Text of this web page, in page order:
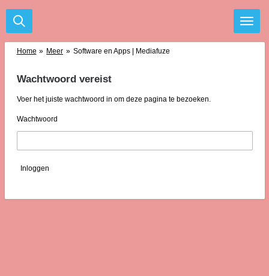
Ga
direct
Home » Meer » Software en Apps | Mediafuze
Wachtwoord vereist
Voer het juiste wachtwoord in om deze pagina te bezoeken.
Wachtwoord
Inloggen